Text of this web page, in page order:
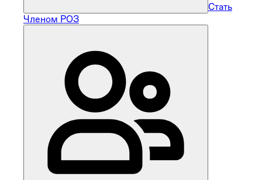
Стать
Членом РОЗ